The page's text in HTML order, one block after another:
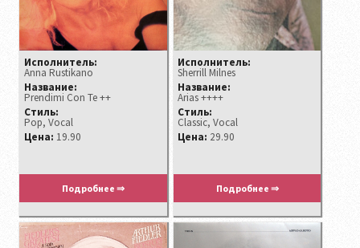
Исполнитель:
Anna Rustikano
Название:
Prendimi Con Te ++
Стиль:
Pop, Vocal
Цена: 19.90
Подробнее ⇒
Исполнитель:
Sherrill Milnes
Название:
Arias ++++
Стиль:
Classic, Vocal
Цена: 29.90
Подробнее ⇒